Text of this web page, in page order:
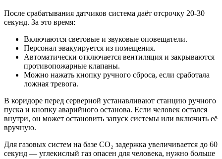
После срабатывания датчиков система даёт отсрочку 20-30
секунд. За это время:
Включаются световые и звуковые оповещатели.
Персонал эвакуируется из помещения.
Автоматически отключается вентиляция и закрываются
противопожарные клапаны.
Можно нажать кнопку ручного сброса, если сработала
ложная тревога.
В коридоре перед серверной устанавливают станцию ручного
пуска и кнопку аварийного останова. Если человек остался
внутри, он может остановить запуск системы или включить её
вручную.
Для газовых систем на базе CO₂ задержка увеличивается до 60
секунд — углекислый газ опасен для человека, нужно больше